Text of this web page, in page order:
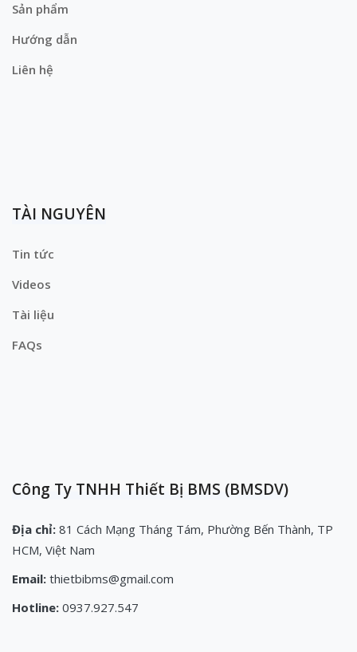
Sản phẩm
Hướng dẫn
Liên hệ
TÀI NGUYÊN
Tin tức
Videos
Tài liệu
FAQs
Công Ty TNHH Thiết Bị BMS (BMSDV)
Địa chỉ: 81 Cách Mạng Tháng Tám, Phường Bến Thành, TP
HCM, Việt Nam
Email: thietbibms@gmail.com
Hotline: 0937.927.547